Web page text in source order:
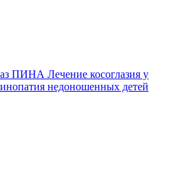
ПИНА Лечение косоглазия у
недоношенных детей